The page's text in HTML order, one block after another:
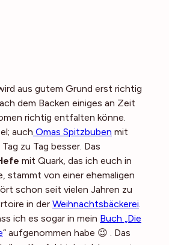
aus gutem Grund erst richtig
dem Backen einiges an Zeit
richtig entfalten könne.
auch Omas Spitzbuben mit
zu Tag besser. Das
mit Quark, das ich euch in
stammt von einer ehemaligen
schon seit vielen Jahren zu
in der Weihnachtsbäckerei.
ich es sogar in mein Buch „Die
“ aufgenommen habe 😉 . Das